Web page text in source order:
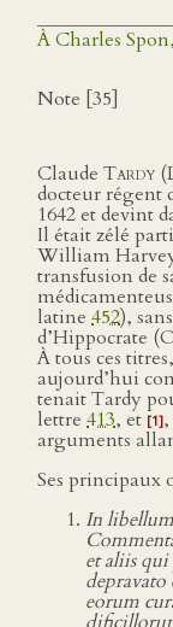
À Charles
Note [35]
Claude Tardy
docteur régent
1642 et devint
Il était zélé
William
transfusion de
latine 452),
d’Hippocrate (
À tous ces
aujourd’hui
tenait Tardy
lettre 413, et [1]
arguments
Ses principaux
In
et aliis
eorum